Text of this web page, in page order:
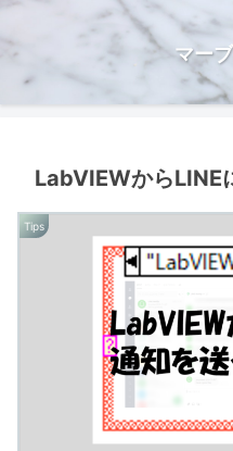
マー
LabVIEWからLINE
Tips